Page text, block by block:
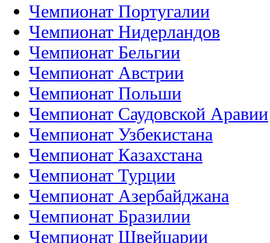
Чемпионат Португалии
Чемпионат Нидерландов
Чемпионат Бельгии
Чемпионат Австрии
Чемпионат Польши
Чемпионат Саудовской Аравии
Чемпионат Узбекистана
Чемпионат Казахстана
Чемпионат Турции
Чемпионат Азербайджана
Чемпионат Бразилии
Чемпионат Швейцарии